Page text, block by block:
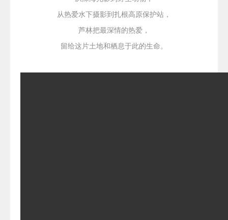
从热爱水下摄影到扎根高原保护站，
芦林把最深情的热爱，
留给这片土地和栖息于此的生命。